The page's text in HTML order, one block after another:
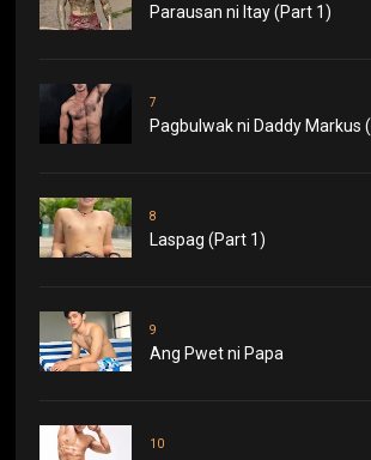
Parausan ni Itay (Part 1)
7
Pagbulwak ni Daddy Markus
8
Laspag (Part 1)
9
Ang Pwet ni Papa
10